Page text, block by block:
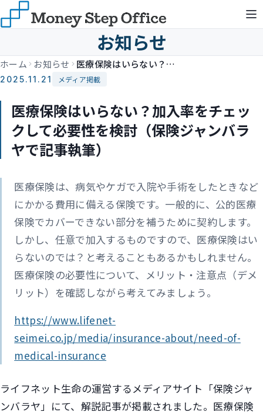
お知らせ
ホーム お知らせ 医療保険はいらない？加入率をチェックして必要性を検討（保険ジャンバラヤで記事執筆）
2025.11.21 メディア掲載
医療保険はいらない？加入率をチェッ
クして必要性を検討（保険ジャンバラ
ヤで記事執筆）
医療保険は、病気やケガで入院や手術をしたときなど
にかかる費用に備える保険です。一般的に、公的医療
保険でカバーできない部分を補うために契約します。
しかし、任意で加入するものですので、医療保険はい
らないのでは？と考えることもあるかもしれません。
医療保険の必要性について、メリット・注意点（デメ
リット）を確認しながら考えてみましょう。
https://www.lifenet-
seimei.co.jp/media/insurance-about/need-of-
medical-insurance
ライフネット生命の運営するメディアサイト「保険ジャ
ンバラヤ」にて、解説記事が掲載されました。医療保険